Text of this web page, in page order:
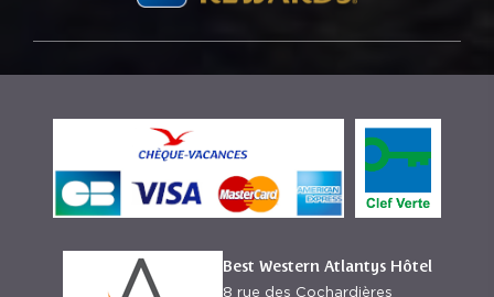
Best Western Atlantys Hôtel
8 rue des Cochardières